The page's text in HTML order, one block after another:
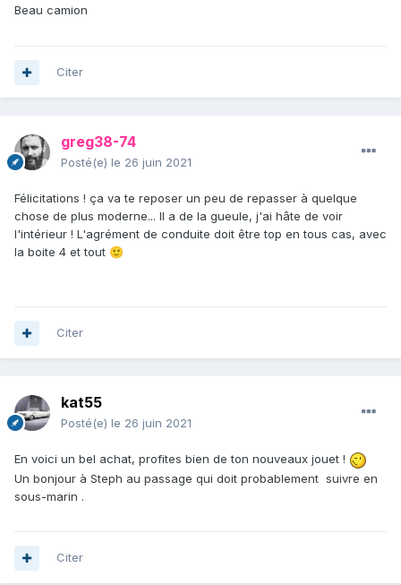
Beau camion
Citer
greg38-74
Posté(e) le 26 juin 2021
Félicitations ! ça va te reposer un peu de repasser à quelque
chose de plus moderne... Il a de la gueule, j'ai hâte de voir
l'intérieur ! L'agrément de conduite doit être top en tous cas, avec
la boite 4 et tout 🙂
Citer
kat55
Posté(e) le 26 juin 2021
En voici un bel achat, profites bien de ton nouveaux jouet !
Un bonjour à Steph au passage qui doit probablement suivre en
sous-marin .
Citer